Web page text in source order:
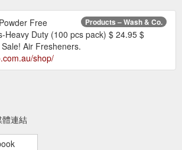
Products – Wash & Co.
Free
Heavy Duty (100 pcs pack) $ 24.95 $
Air Fresheners.
shop/
體連結